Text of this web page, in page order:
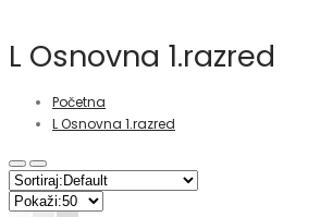
L Osnovna 1.razred
Početna
L Osnovna 1.razred